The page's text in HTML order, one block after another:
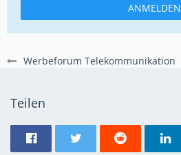
Werbeforum Telekommunikation
ANMELDEN
Teilen